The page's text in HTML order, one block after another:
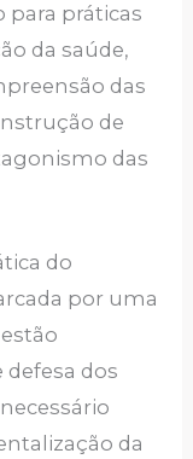
para práticas
da saúde,
das
de
das
do
por uma
defesa dos
da